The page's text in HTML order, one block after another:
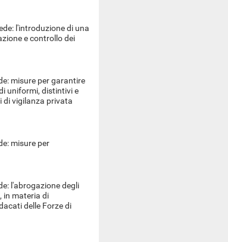
l'introduzione di una
e controllo dei
misure per garantire
uniformi, distintivi e
di vigilanza privata
misure per
l'abrogazione degli
in materia di
delle Forze di